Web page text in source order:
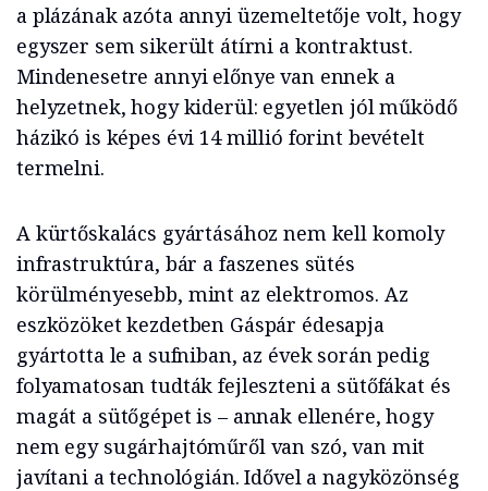
a plázának azóta annyi üzemeltetője volt, hogy
egyszer sem sikerült átírni a kontraktust.
Mindenesetre annyi előnye van ennek a
helyzetnek, hogy kiderül: egyetlen jól működő
házikó is képes évi 14 millió forint bevételt
termelni.
A kürtőskalács gyártásához nem kell komoly
infrastruktúra, bár a faszenes sütés
körülményesebb, mint az elektromos. Az
eszközöket kezdetben Gáspár édesapja
gyártotta le a sufniban, az évek során pedig
folyamatosan tudták fejleszteni a sütőfákat és
magát a sütőgépet is – annak ellenére, hogy
nem egy sugárhajtóműről van szó, van mit
javítani a technológián. Idővel a nagyközönség